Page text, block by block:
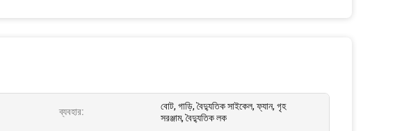
ব্যবহার:
বোট, গাড়ি, বৈদ্যুতিক সাইকেল, ফ্যান, গৃহ
সরঞ্জাম, বৈদ্যুতিক লক